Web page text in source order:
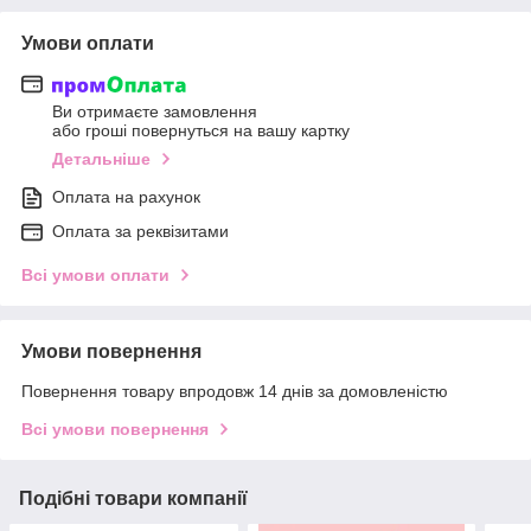
Умови оплати
Ви отримаєте замовлення
або гроші повернуться на вашу картку
Детальніше
Оплата на рахунок
Оплата за реквізитами
Всі умови оплати
Умови повернення
Повернення товару впродовж 14 днів за домовленістю
Всі умови повернення
Подібні товари компанії